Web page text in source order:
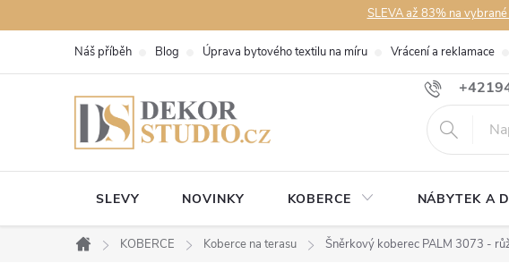
na
SLEVA až 83% na
Náš příběh Blog Úprava bytového textilu na míru Vrácení a reklamace
SLEVY NOVINKY KOBERCE NÁBYTEK A
Domů
KOBERCE Koberce na terasu Šněrkový koberec PALM 3073 -